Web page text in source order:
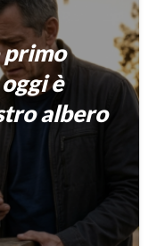
primo
è
albero